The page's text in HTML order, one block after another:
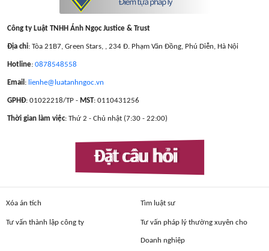
Công ty Luật TNHH Ánh Ngọc Justice & Trust
Địa chỉ: Tòa 21B7, Green Stars, , 234 Đ. Phạm Văn Đồng, Phú Diễn, Hà Nội
Hotline: 0878548558
Email : lienhe@luatanhngoc.vn
GPHĐ: 01022218/TP - MST: 0110431256
Thời gian làm việc: Thứ 2 - Chủ nhật (7:30 - 22:00)
Đặt câu hỏi
Xóa án tích Tìm luật sư
Tư vấn thành lập công ty Tư vấn pháp lý thường xuyên cho
Doanh nghiệp